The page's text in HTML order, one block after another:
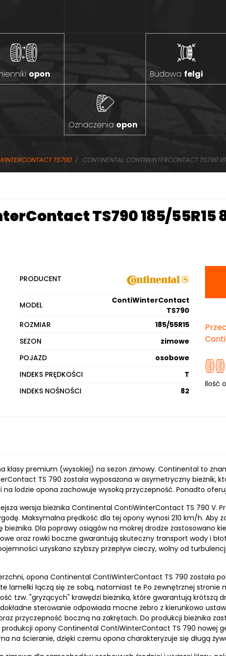
opon Budowa felgi
Oznaczenia opon
TS790 CONTINENTAL CONTIWINTERCONTACT TS790
TS790 185/55R15
PRODUCENT
MODEL
ContiWinterContact
TS790
ROZMIAR
185/55R15
SEZON
zimowe
POJAZD
osobowe
INDEKS PRĘDKOŚCI
T
INDEKS NOŚNOŚCI
82
Ilość
premium (wysokiej) na sezon zimowy. Continental to
TS 790 została wyposażona w asymetryczny bieżnik,
lodzie opona zachowuje wysoką przyczepność. Ponadto
wersja bieżnika Continental ContiWinterContact TS 790 V.
Maksymalna prędkość dla tej opony wynosi 210 km/h. Aby
Dla poprawy osiągów na mokrej drodze zastosowano
oraz rowki boczne gwarantują skuteczny transport wody i
uzyskano szybszy przepływ cieczy, wolny od
opona Continental ContiWinterContact TS 790 została
lamelki łączą się ze sobą, natomiast te Po zewnętrznej stronie
tzw. "gryzących" krawędzi bieżnika, które gwarantują krótszą
sterowanie odpowiada mocne żebro z kierunkowo
przyczepność boczną na zakrętach. Do produkcji bieżnika
opony Continental ContiWinterContact TS 790 nowej
na ścieranie, dzięki czemu opona charakteryzuje się długą